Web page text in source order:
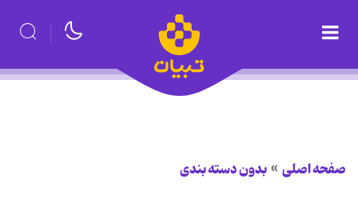
صفحه اصلی بدون دسته بندی